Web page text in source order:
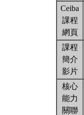
Ceiba
課程
網頁
課程
簡介
影片
核心
能力
關聯